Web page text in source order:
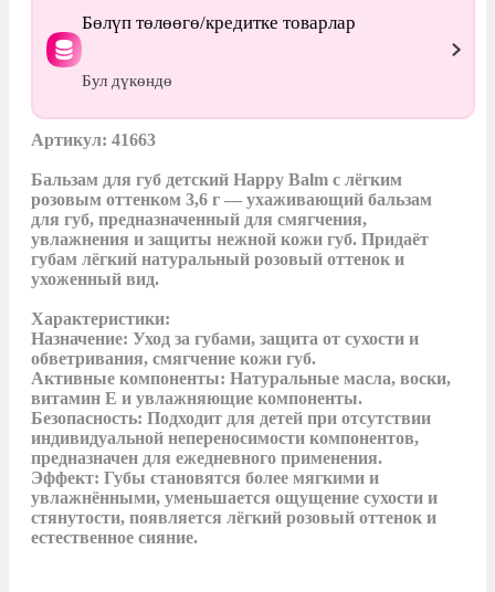
Бөлүп төлөөгө/кредитке товарлар
Бул дүкөндө
Артикул: 41663
Бальзам для губ детский Happy Balm с лёгким
розовым оттенком 3,6 г — ухаживающий бальзам
для губ, предназначенный для смягчения,
увлажнения и защиты нежной кожи губ. Придаёт
губам лёгкий натуральный розовый оттенок и
ухоженный вид.
Характеристики:
Назначение: Уход за губами, защита от сухости и
обветривания, смягчение кожи губ.
Активные компоненты: Натуральные масла, воски,
витамин Е и увлажняющие компоненты.
Безопасность: Подходит для детей при отсутствии
индивидуальной непереносимости компонентов,
предназначен для ежедневного применения.
Эффект: Губы становятся более мягкими и
увлажнёнными, уменьшается ощущение сухости и
стянутости, появляется лёгкий розовый оттенок и
естественное сияние.